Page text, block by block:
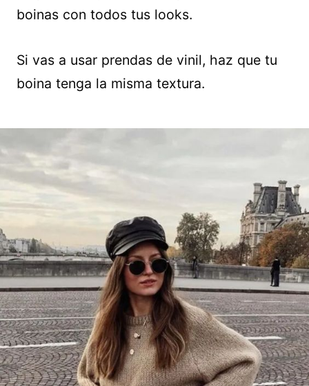
boinas con todos tus looks.
Si vas a usar prendas de vinil, haz que tu
boina tenga la misma textura.